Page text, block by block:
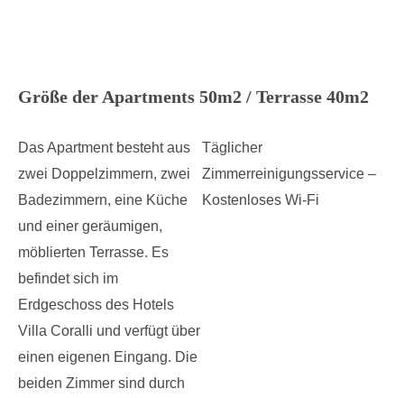
Größe der Apartments 50m2 / Terrasse 40m2
Das Apartment besteht aus
zwei Doppelzimmern, zwei
Badezimmern, eine Küche
und einer geräumigen,
möblierten Terrasse. Es
befindet sich im
Erdgeschoss des Hotels
Villa Coralli und verfügt über
einen eigenen Eingang. Die
beiden Zimmer sind durch
Täglicher
Zimmerreinigungsservice –
Kostenloses Wi-Fi